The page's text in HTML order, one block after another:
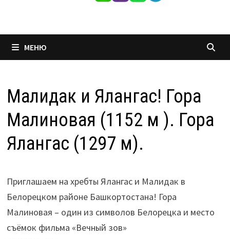
МЕНЮ
Малидак и Ялангас! Гора
Малиновая (1152 м ). Гора
Ялангас (1297 м).
Приглашаем на хребты Ялангас и Малидак в
Белорецком районе Башкортостана! Гора
Малиновая – один из символов Белорецка и место
съёмок фильма «Вечный зов»